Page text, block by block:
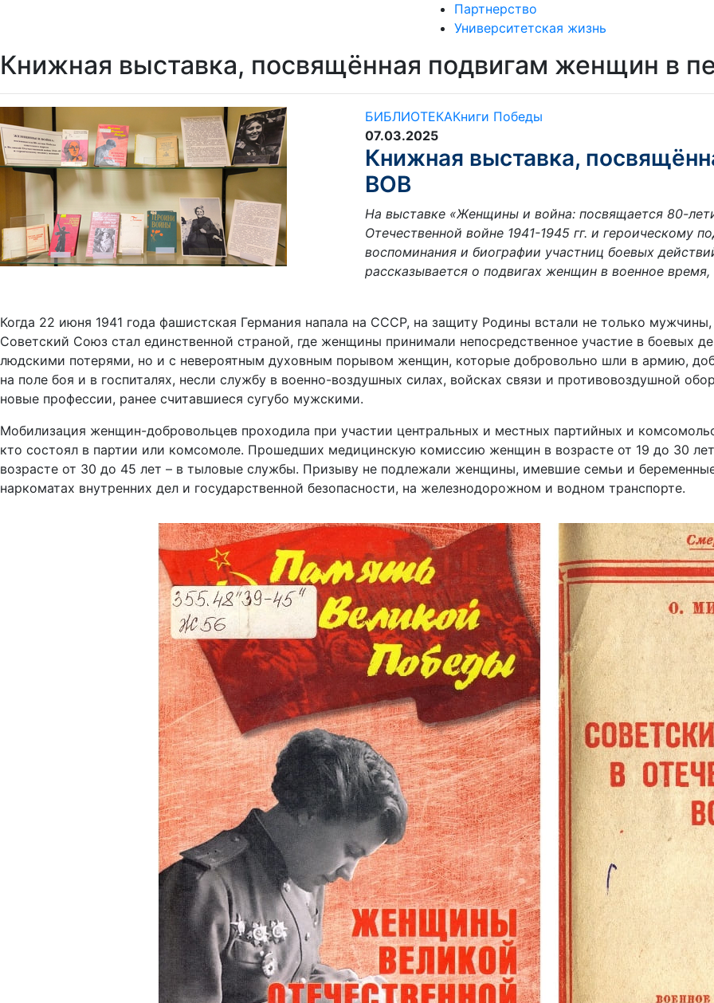
Партнерство
Университетская жизнь
Книжная выставка, посвящённая подвигам женщин в
БИБЛИОТЕКАКниги Победы
07.03.2025
Книжная выставка,
ВОВ
На выставке «Женщины и война: посвящается 80-
Отечественной войне 1941-1945 гг. и героическому
воспоминания и биографии участниц боевых
рассказывается о подвигах женщин в военное
Когда 22 июня 1941 года фашистская Германия напала на СССР, на защиту Родины встали не только
Советский Союз стал единственной страной, где женщины принимали непосредственное участие в боевых
людскими потерями, но и с невероятным духовным порывом женщин, которые добровольно шли в армию,
на поле боя и в госпиталях, несли службу в военно-воздушных силах, войсках связи и противовоздушной
новые профессии, ранее считавшиеся сугубо мужскими.
Мобилизация женщин-добровольцев проходила при участии центральных и местных партийных и
кто состоял в партии или комсомоле. Прошедших медицинскую комиссию женщин в возрасте от 19 до 30
возрасте от 30 до 45 лет – в тыловые службы. Призыву не подлежали женщины, имевшие семьи и
наркоматах внутренних дел и государственной безопасности, на железнодорожном и водном транспорте.